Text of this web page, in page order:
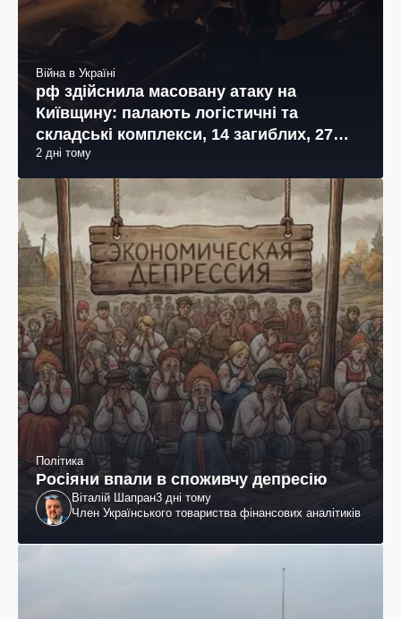
Війна в Україні
рф здійснила масовану атаку на
Київщину: палають логістичні та
складські комплекси, 14 загиблих, 27
поранених (фото, відео)
2 дні тому
Політика
Росіяни впали в споживчу депресію
Віталій Шапран3 дні тому
Член Українського товариства фінансових аналітиків